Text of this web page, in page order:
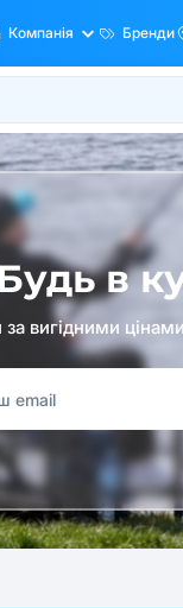
Компанія Бренди
в
вигідними